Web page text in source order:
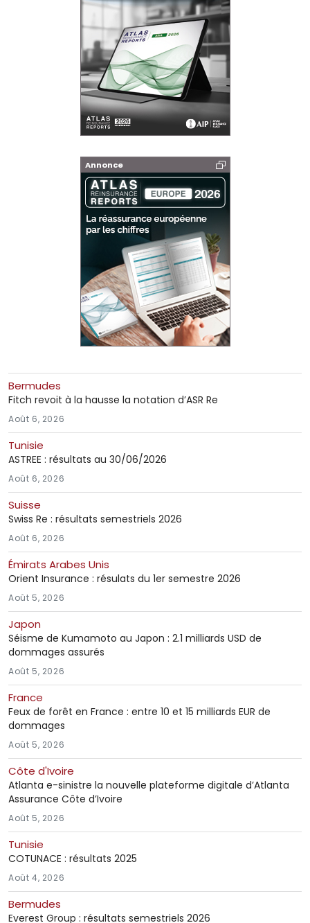
Annonce
Bermudes
Fitch revoit à la hausse la notation d’ASR Re
Août 6, 2026
Tunisie
ASTREE : résultats au 30/06/2026
Août 6, 2026
Suisse
Swiss Re : résultats semestriels 2026
Août 6, 2026
Émirats Arabes Unis
Orient Insurance : résulats du 1er semestre 2026
Août 5, 2026
Japon
Séisme de Kumamoto au Japon : 2.1 milliards USD de
dommages assurés
Août 5, 2026
France
Feux de forêt en France : entre 10 et 15 milliards EUR de
dommages
Août 5, 2026
Côte d'Ivoire
Atlanta e-sinistre la nouvelle plateforme digitale d’Atlanta
Assurance Côte d’Ivoire
Août 5, 2026
Tunisie
COTUNACE : résultats 2025
Août 4, 2026
Bermudes
Everest Group : résultats semestriels 2026